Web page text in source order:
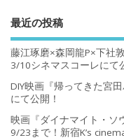
最近の投稿
藤江琢磨×森岡龍P×下社
3/10シネマスコーレにて
DIY映画『帰ってきた宮
にて公開！
映画『ダイナマイト・ソ
9/23まで！新宿K’s